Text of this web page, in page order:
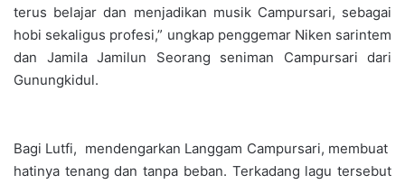
terus belajar dan menjadikan musik Campursari, sebagai
hobi sekaligus profesi,” ungkap penggemar Niken sarintem
dan Jamila Jamilun Seorang seniman Campursari dari
Gunungkidul.
Bagi Lutfi, mendengarkan Langgam Campursari, membuat
hatinya tenang dan tanpa beban. Terkadang lagu tersebut